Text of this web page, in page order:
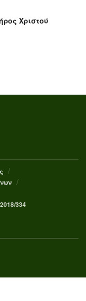
Χριστού
334